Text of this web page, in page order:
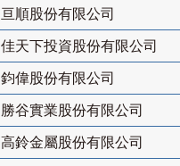
亘順股份有限公司
佳天下投資股份有限公司
鈞偉股份有限公司
勝谷實業股份有限公司
高鈴金屬股份有限公司